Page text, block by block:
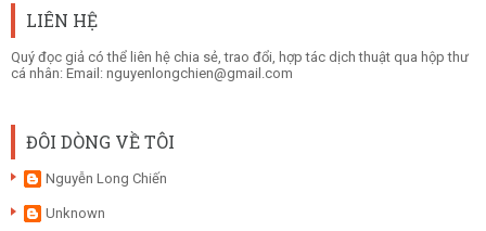
LIÊN HỆ
Quý đọc giả có thể liên hệ chia sẻ, trao đổi, hợp tác dịch thuật qua hộp thư
cá nhân: Email: nguyenlongchien@gmail.com
ĐÔI DÒNG VỀ TÔI
Nguyễn Long Chiến
Unknown